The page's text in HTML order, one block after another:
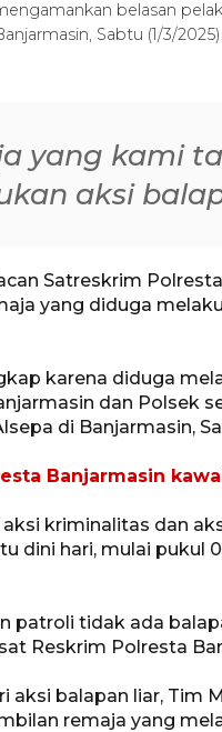
belasan
Sabtu (1/3/
yang kami
aksi
Satreskrim
yang diduga
karena diduga
dan Polsek
di Banjarmasin,
Banjarmasin
kriminalitas dan
dini hari, mulai pukul
patroli tidak ada
Reskrim Polresta
aksi balapan liar, Tim
remaja yang